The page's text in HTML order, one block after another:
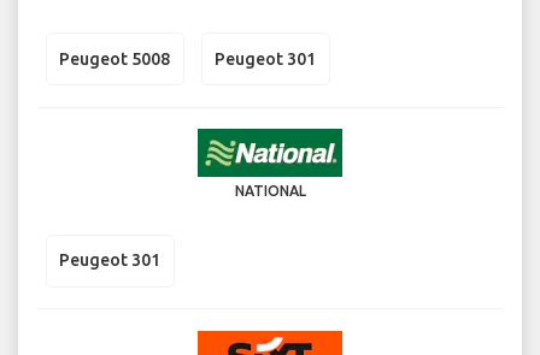
Peugeot 5008 Peugeot 301
NATIONAL
Peugeot 301